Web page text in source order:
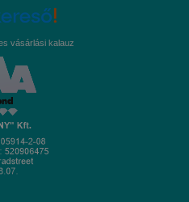
vásárlási kalauz